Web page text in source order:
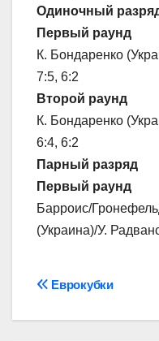
Одиночный
Первый раунд
К. Бондаренко
7:5, 6:2
Второй раунд
К. Бондаренко
6:4, 6:2
Парный разряд
Первый раунд
Барроис/
(Украина)/У.
Навігація
записів
Еврокубки